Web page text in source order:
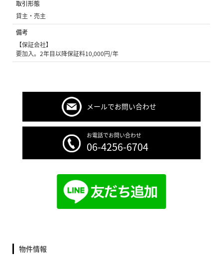
取引形態
貸主・売主
備考
【保証会社】
要加入。2年目以降保証料10,000円/年
メールでお問い合わせ
お電話でお問い合わせ
06-4256-6704
物件情報